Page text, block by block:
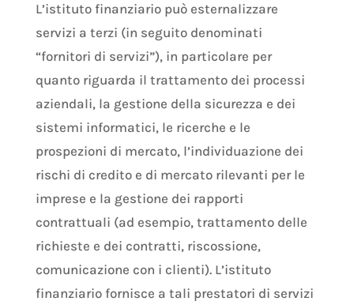
L’istituto finanziario può esternalizzare
servizi a terzi (in seguito denominati
“fornitori di servizi”), in particolare per
quanto riguarda il trattamento dei processi
aziendali, la gestione della sicurezza e dei
sistemi informatici, le ricerche e le
prospezioni di mercato, l’individuazione dei
rischi di credito e di mercato rilevanti per le
imprese e la gestione dei rapporti
contrattuali (ad esempio, trattamento delle
richieste e dei contratti, riscossione,
comunicazione con i clienti). L’istituto
finanziario fornisce a tali prestatori di servizi